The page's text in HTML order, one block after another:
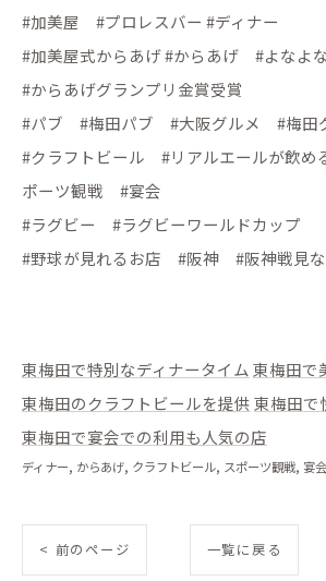
#加美屋 #プロレスバー #ディナー
#加美屋式からあげ #からあげ #よなよ
#からあげグランプリ金賞受賞
#パブ #梅田パブ #大阪グルメ #梅田
#クラフトビール #リアルエールが飲め
ポーツ観戦 #宴会
#ラグビー #ラグビーワールドカップ
#野球が見れるお店 #阪神 #阪神戦見な
東梅田で特別なディナータイム 東梅田で
東梅田のクラフトビールを提供東梅田で
東梅田で宴会での利用も人気の店
ディナー からあげ クラフトビール スポーツ観戦 宴会
< 前のページ 一覧に戻る